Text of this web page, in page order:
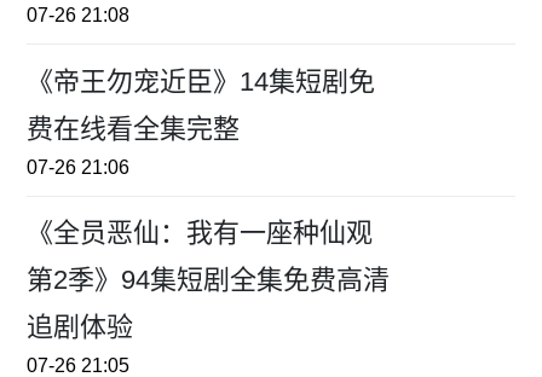
07-26 21:08
《帝王勿宠近臣》14集短剧免
费在线看全集完整
07-26 21:06
《全员恶仙：我有一座种仙观
第2季》94集短剧全集免费高清
追剧体验
07-26 21:05